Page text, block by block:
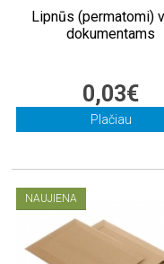
Lipnūs (permatomi)
dokumentams
0,03€
Plačiau
NAUJIENA